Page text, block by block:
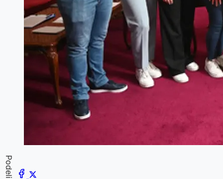
Podeli